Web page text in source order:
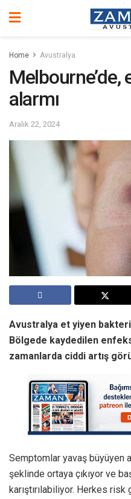
Home Avustralya
alarmı
Aralık 22, 2024
Avustralya et yiyen bakteri
Bölgede kaydedilen
zamanlarda ciddi artış
Semptomlar yavaş büyüyen
şeklinde ortaya çıkıyor ve
karıştırılabiliyor. Herkes